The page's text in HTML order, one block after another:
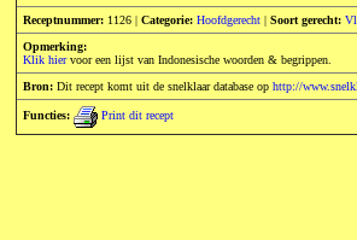
Receptnummer: 1126 | Categorie: Hoofdgerecht | Soort gerecht:
Opmerking:
Klik hiervoor een lijst van Indonesische woorden & begrippen.
Bron: Dit recept komt uit de snelklaar database op http://
Functies: Print dit recept